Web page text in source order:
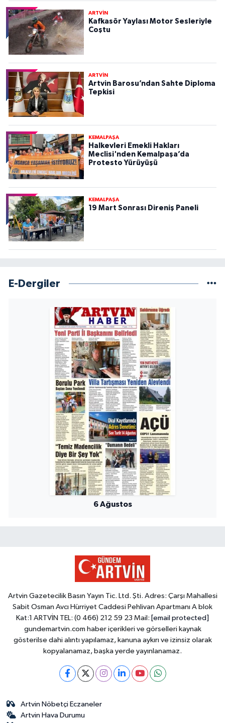
ARTVİN
Kafkasör Yaylası Motor Sesleriyle
Coştu
ARTVİN
Artvin Barosu’ndan Sahte Diploma
Tepkisi
KEMALPAŞA
Halkevleri Emekli Hakları
Meclisi'nden Kemalpaşa’da
Protesto Yürüyüşü
KEMALPAŞA
19 Mart Sonrası Direniş Paneli
E-Dergiler
6 Ağustos
Artvin Gazetecilik Basın Yayın Tic. Ltd. Şti. Adres: Çarşı Mahallesi
Sabit Osman Avcı Hürriyet Caddesi Pehlivan Apartmanı A blok
Kat:1 ARTVİN TEL: (0 466) 212 59 23 Mail: [email protected]
gundemartvin.com haber içerikleri ve görselleri kaynak
gösterilse dahi alıntı yapılamaz, kanuna aykırı ve izinsiz olarak
kopyalanamaz, başka yerde yayınlanamaz.
Artvin Nöbetçi Eczaneler
Artvin Hava Durumu